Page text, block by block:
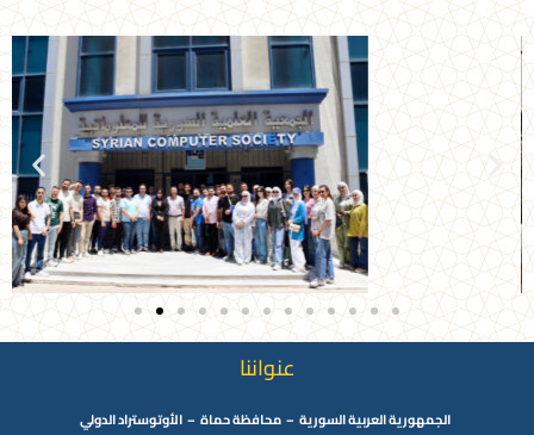
عنواننا
الجمهورية العربية السورية – محافظة حماة – الأوتوستراد الدولي